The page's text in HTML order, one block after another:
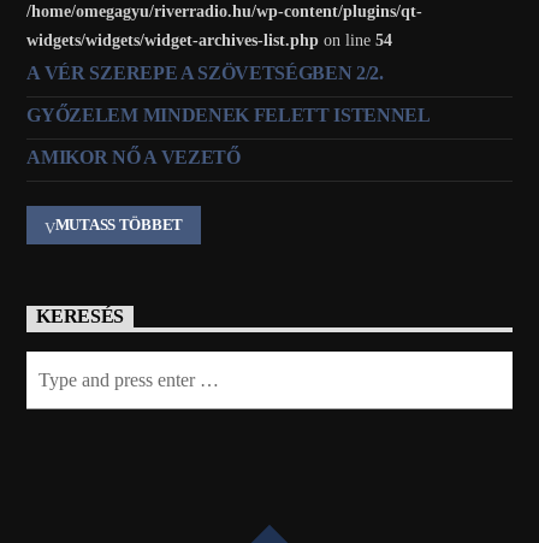
/home/omegagyu/riverradio.hu/wp-content/plugins/qt-
widgets/widgets/widget-archives-list.php on line54
A VÉR SZEREPE A SZÖVETSÉGBEN 2/2.
GYŐZELEM MINDENEK FELETT ISTENNEL
AMIKOR NŐ A VEZETŐ
MUTASS TÖBBET
KERESÉS